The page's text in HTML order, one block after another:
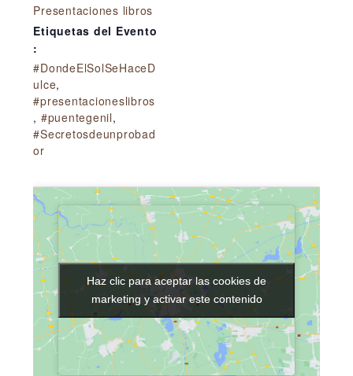
Presentaciones libros
Etiquetas del Evento
:
#DondeElSolSeHaceD
ulce,
#presentacioneslibros
, #puentegenil,
#Secretosdeunprobad
or
Haz clic para aceptar las cookies de
marketing y activar este contenido
Haz clic para aceptar las cookies de
marketing y activar este contenido